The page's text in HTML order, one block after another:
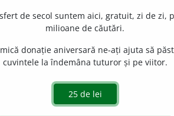
de melancolie; deprimat. ◊ care
de secol suntem aici, gratuit, zi de zi,
milioane de căutări.
donație aniversară ne-ați ajuta să
cuvintele la îndemâna tuturor și pe viitor.